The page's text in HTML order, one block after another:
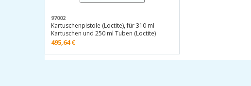
97002
Kartuschenpistole (Loctite), für 310 ml
Kartuschen und 250 ml Tuben (Loctite)
495,64€